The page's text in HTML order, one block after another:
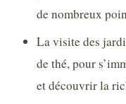
de nombreux
La visite des
de thé, pour
et découvrir la